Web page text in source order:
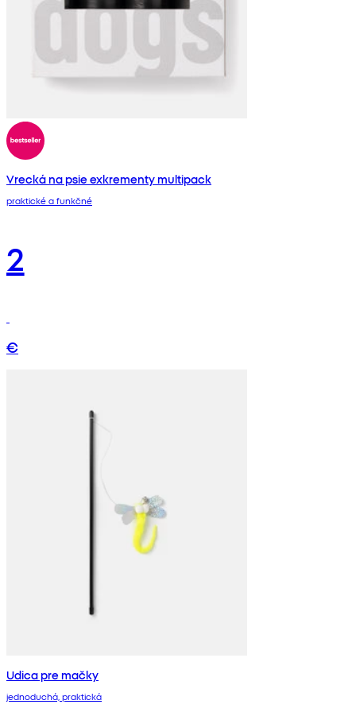
Vrecká na psie exkrementy multipack
praktické a funkčné
2
€
Udica pre mačky
jednoduchá, praktická